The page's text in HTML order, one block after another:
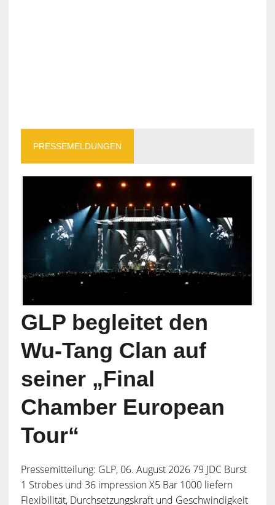
PRESSEMELDUNGEN
GLP begleitet den
Wu-Tang Clan auf
seiner „Final
Chamber European
Tour“
Pressemitteilung: GLP, 06. August 2026 79 JDC Burst
1 Strobes und 36 impression X5 Bar 1000 liefern
Flexibilität, Durchsetzungskraft und Geschwindigkeit